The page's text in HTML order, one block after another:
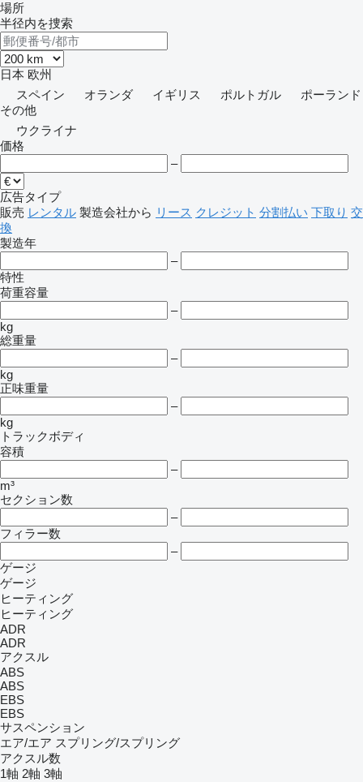
場所
半径内を捜索
日本 欧州
スペイン
オランダ イギリス ポルトガル
ポーランド
その他
ウクライナ
価格
–
広告タイプ
販売 レンタル 製造会社から リース クレジット 分割払い 下取り 交
換
製造年
–
特性
荷重容量
–
kg
総重量
–
kg
正味重量
–
kg
トラックボディ
容積
–
m³
セクション数
–
フィラー数
–
ゲージ
ゲージ
ヒーティング
ヒーティング
ADR
ADR
アクスル
ABS
ABS
EBS
EBS
サスペンション
エア/エア スプリング/スプリング
アクスル数
1軸 2軸 3軸